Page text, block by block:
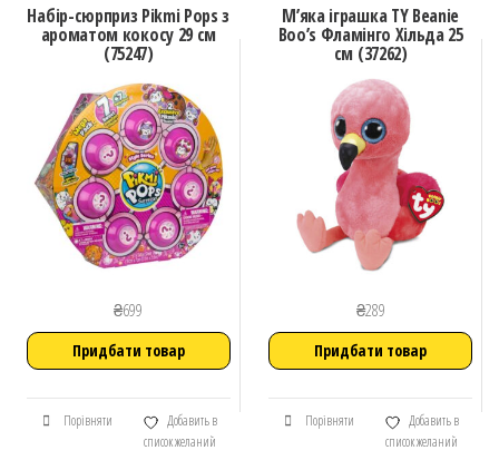
Набір-сюрприз Pikmi Pops з
ароматом кокосу 29 см
(75247)
₴699
Придбати товар
Порівняти
Добавить в
список желаний
М’яка іграшка TY Beanie
Boo’s Фламінго Хільда 25
см (37262)
₴289
Придбати товар
Порівняти
Добавить в
список желаний